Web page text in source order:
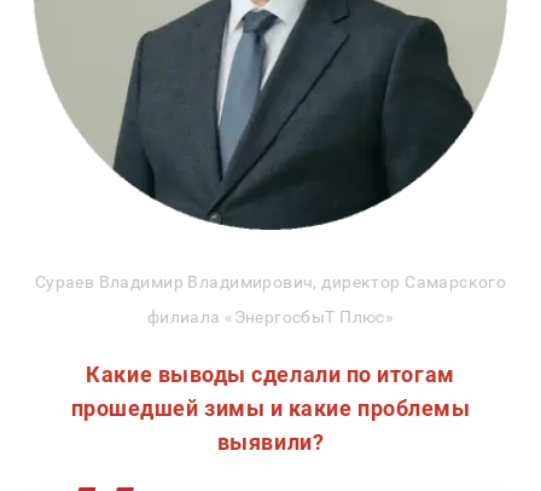
Сураев Владимир Владимирович, директор Самарского
филиала «ЭнергосбыТ Плюс»
Какие выводы сделали по итогам
прошедшей зимы и какие проблемы
выявили?